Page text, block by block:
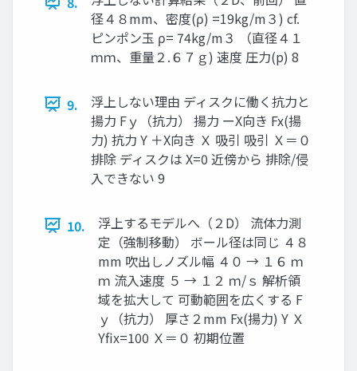
径４８mm、密度(ρ) =19kg/m３) cf.
ピンポン玉 ρ= 74kg/m３ （直径４１
ｍｍ、重量２.６７ｇ) 速度 圧力(p) 8
9.
浮上しない理由 ディスクに働く抗力と
揚力 Fｙ（抗力） 揚力 ーX向き Fx(揚
力) 抗力 Y ＋X向き Ｘ 吸引 吸引 Ｘ＝０
排除 ディスクは X=0 近傍から 排除/侵
入できない 9
10.
浮上するモデルへ（２D） 流体力測
定（強制移動） ボール径は同じ ４８
mm 吹出しノズル幅 ４０ → １６ ｍ
ｍ 流入速度 ５ → １２ ｍ/ｓ 解析領
域を拡大して 可動範囲を広くする F
ｙ（抗力） 厚さ２mm Fx(揚力) Y Ｘ
Yfix=100 Ｘ＝０ 初期位置